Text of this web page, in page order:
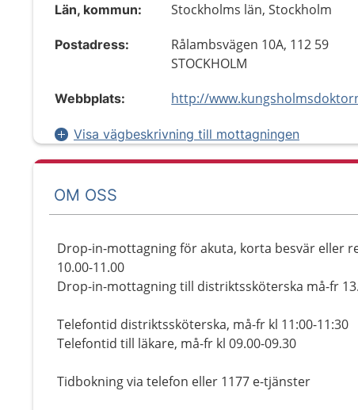
Län, kommun: Stockholms län, Stockholm
Postadress:
Rålambsvägen 10A, 112 59
STOCKHOLM
Webbplats: http://
Visa vägbeskrivning till mottagningen
OM OSS
Drop-in-mottagning för akuta, korta besvär eller
10.00-11.00
Drop-in-mottagning till distriktssköterska må-fr
Telefontid distriktssköterska, må-fr kl 11:00-11:30
Telefontid till läkare, må-fr kl 09.00-09.30
Tidbokning via telefon eller 1177 e-tjänster